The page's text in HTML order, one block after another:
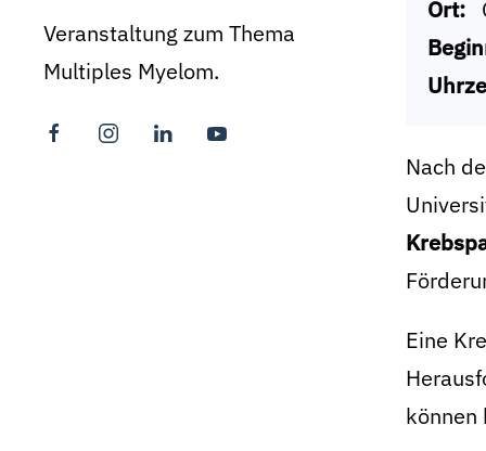
Veranstaltung zum Thema
Multiples Myelom.
Ort:
Nach
Eine
können